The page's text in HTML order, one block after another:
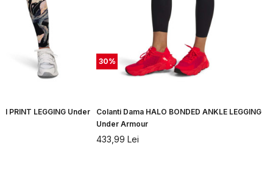
PRINT LEGGING Under
30%
Colanti Dama HALO BONDED ANKLE LEGGING
Under Armour
433,99 Lei